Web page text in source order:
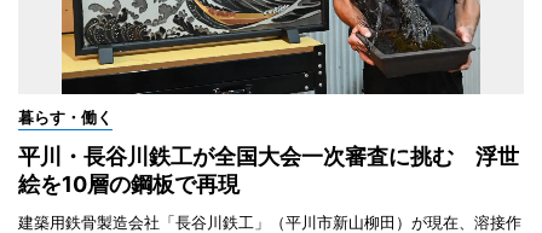
暮らす・働く
平川・長谷川鉄工が全国大会一次審査に挑む 浮世
絵を10層の鋼板で再現
建築用鉄骨製造会社「長谷川鉄工」（平川市新山柳田）が現在、溶接作